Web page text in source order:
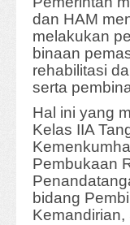
dan HAM
melakukan
binaan
rehabilitasi
serta
Hal ini yang
Kelas IIA
Pembukaan
bidang
Kemandirian,